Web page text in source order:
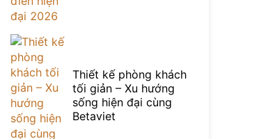
Thiết kế phòng khách
tối giản – Xu hướng
sống hiện đại cùng
Betaviet